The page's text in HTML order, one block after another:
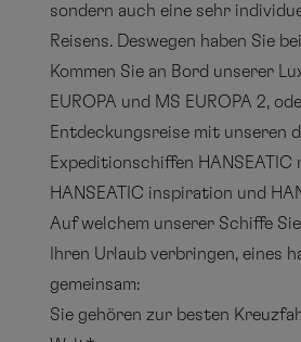
sondern auch eine sehr
Reisens. Deswegen haben Sie
Kommen Sie an Bord unserer
EUROPA und MS EUROPA 2,
Entdeckungsreise mit unseren
Expeditionschiffen HANSEATIC
HANSEATIC inspiration und
Auf welchem unserer Schiffe
Ihren Urlaub verbringen, eines
gemeinsam:
Sie gehören zur besten